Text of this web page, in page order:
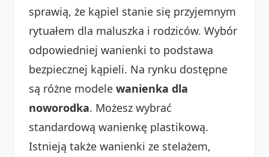
sprawią, że kąpiel stanie się przyjemnym
rytuałem dla maluszka i rodziców. Wybór
odpowiedniej wanienki to podstawa
bezpiecznej kąpieli. Na rynku dostępne
są różne modele wanienka dla
noworodka. Możesz wybrać
standardową wanienkę plastikową.
Istnieją także wanienki ze stelażem,